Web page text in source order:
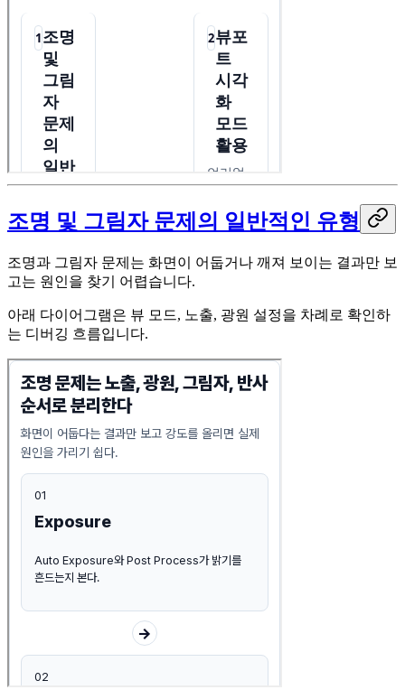
조명 및 그림자 문제의 일반적인 유형
조명과 그림자 문제는 화면이 어둡거나 깨져 보이는 결과만 보
고는 원인을 찾기 어렵습니다.
아래 다이어그램은 뷰 모드, 노출, 광원 설정을 차례로 확인하
는 디버깅 흐름입니다.